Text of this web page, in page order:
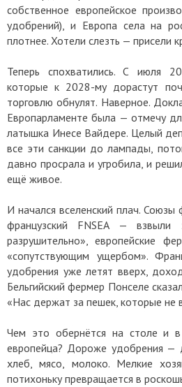
собственное европейское
удобрений), и Европа села на
плотнее. Хотели слезть — присели
Теперь спохватились. С июля
которые к 2028-му дорастут
торговлю обнулят. Наверное.
Европарламенте была — отмечу
латышка Инесе Вайдере. Целый
все эти санкции до лампады,
давно просрала и угробила, и
ещё живое.
И начался вселенский плач.
французский FNSEA — взвыли
разрушительно», европейские
«сопутствующим ущербом».
удобрения уже летят вверх,
Бельгийский фермер Понселе
«Нас держат за пешек, которые не
Чем это обернётся на столе и в
европейца? Дороже удобрения
хлеб, мясо, молоко. Мелкие
потихоньку превращается в